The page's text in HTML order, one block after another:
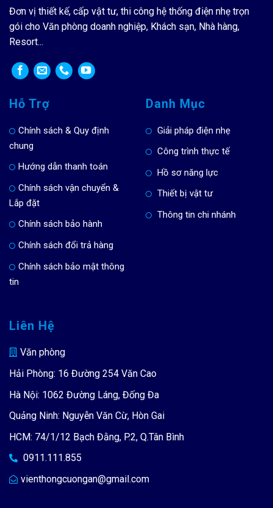
Đơn vị thiết kế, cấp vật tư, thi công hệ thống điện nhẹ trọn
gói cho Văn phòng doanh nghiệp, Khách sạn, Nhà hàng,
Resort...
Hỗ Trợ
Chính sách & Quy định
chung
Hướng dẫn thanh toán
Chính sách vận chuyển &
Lắp đặt
Chính sách bảo hành
Chính sách đổi trả hàng
Chính sách bảo mật thông
tin
Danh Mục
Giải pháp điện nhẹ
Công trình thực tế
Hồ sơ năng lực
Thiết bị vật tư
Thông tin chi nhánh
Liên Hệ
Văn phòng
Hải Phòng: 16 Đường 254 Văn Cao
Hà Nội: 1062 Đường Láng, Đống Đa
Quảng Ninh: Nguyễn Văn Cừ, Hòn Gai
HCM: 74/1/12 Bạch Đằng, P.2, Q.Tân Bình
0911.111.855
vienthongcuongan@gmail.com